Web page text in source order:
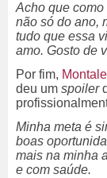
Acho que
não só do ano,
tudo que essa
amo. Gosto de
Por fim,
deu um spoiler
Minha meta é
boas
mais na minha
e com saúde.